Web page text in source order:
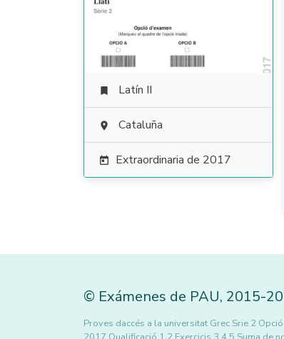
 Latín II
 Cataluña
 Extraordinaria de 2017
© Exámenes de PAU, 2015-
Proves daccés a la universitat Grec Srie 2